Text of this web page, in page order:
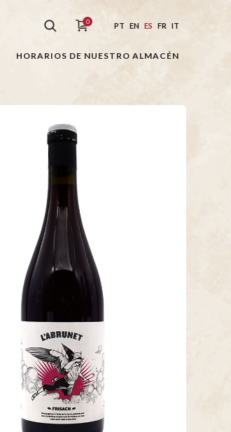
0 PT EN ES FR IT
HORARIOS DE NUESTRO ALMACÉN